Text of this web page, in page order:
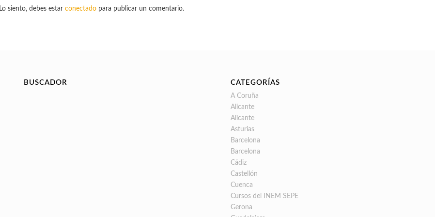
Lo siento, debes estar conectadopara publicar un comentario.
BUSCADOR CATEGORÍAS
A Coruña
Alicante
Alicante
Asturias
Barcelona
Barcelona
Cádiz
Castellón
Cuenca
Cursos del INEM SEPE
Gerona